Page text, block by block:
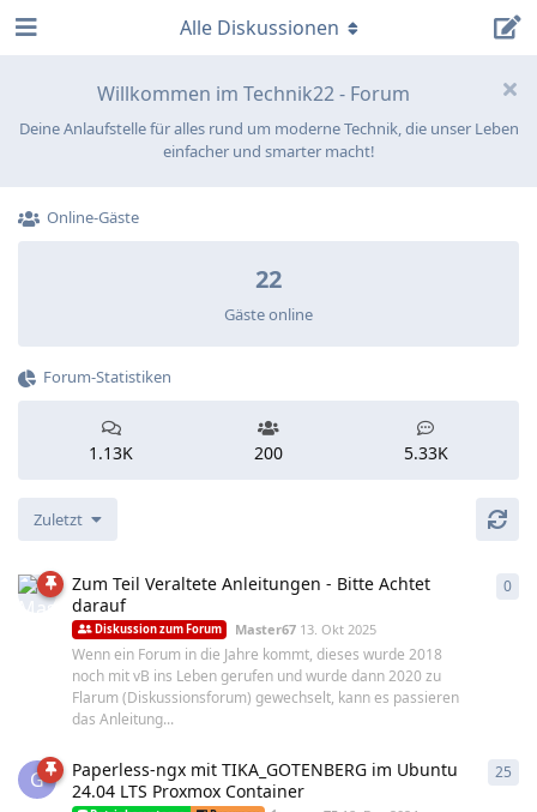
Willkommen im Technik22 - Forum
Deine Anlaufstelle für alles rund um moderne Technik, die unser Leben
einfacher und smarter macht!
Alle Diskussionen
Online-Gäste
22
Gäste online
Forum-Statistiken
1.13K 200 5.33K
Zuletzt
Zum Teil Veraltete Anleitungen - Bitte Achtet
darauf
Diskussion zum Forum Master67 13. Okt 2025
Wenn ein Forum in die Jahre kommt, dieses wurde 2018
noch mit vB ins Leben gerufen und wurde dann 2020 zu
Flarum (Diskussionsforum) gewechselt, kann es passieren
das Anleitung...
0
G
Paperless-ngx mit TIKA_GOTENBERG im Ubuntu
24.04 LTS Proxmox Container
25